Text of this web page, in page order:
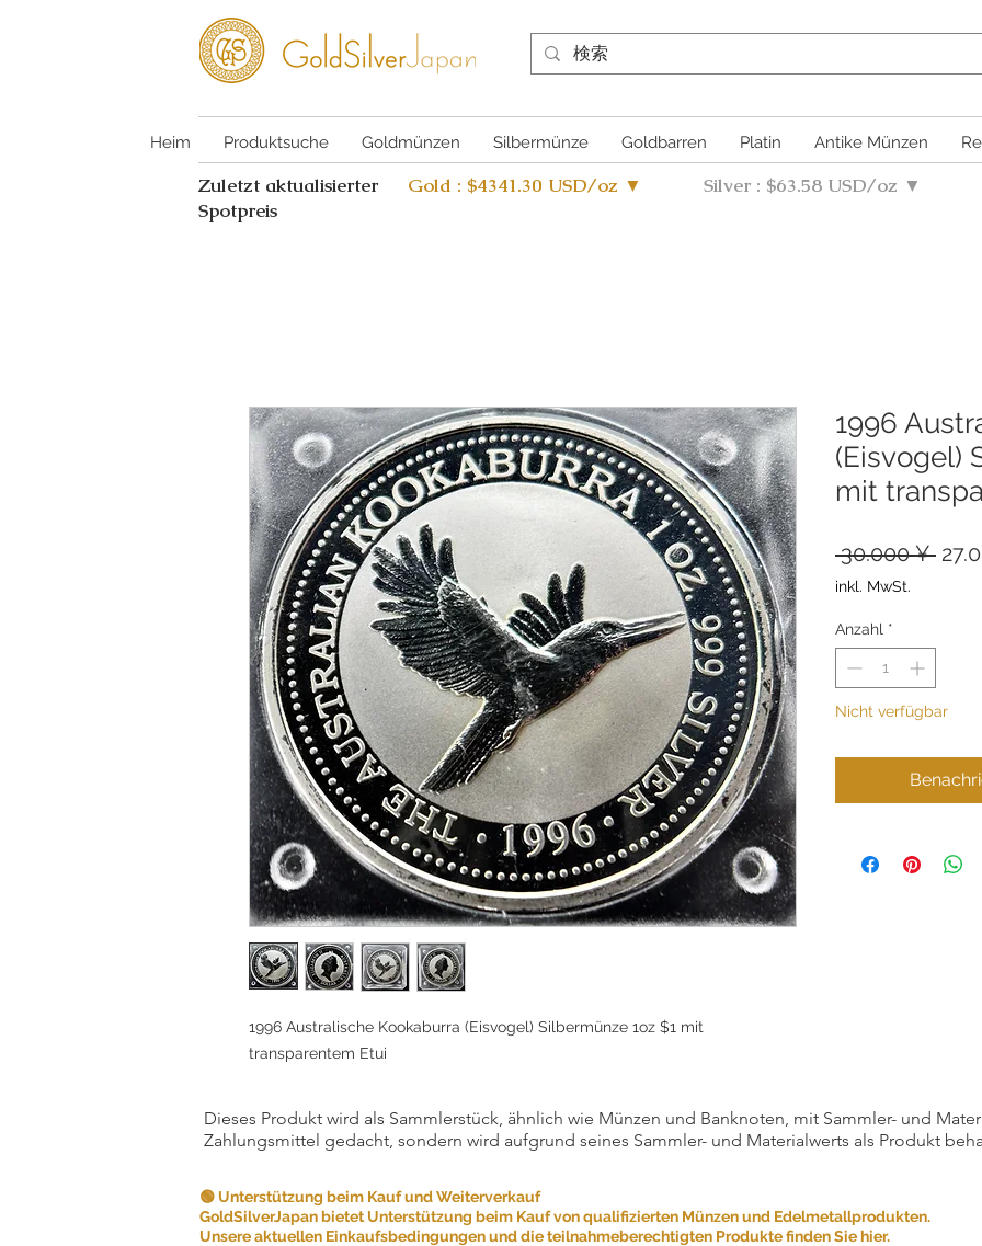
Heim Produktsuche Goldmünzen Silbermünze Goldbarren Platin Antike Münzen
Zuletzt aktualisierter
Spotpreis
Gold : $4341.30 USD/oz ▼ Silver : $63.58 USD/oz ▼
1996 Australische Kookaburra (Eisvogel) Silbermünze 1oz $1 mit
transparentem Etui
1996
(Eisvogel)
mit
30.000 ¥
inkl. MwSt.
Anzahl *
Nicht verfügbar
Dieses Produkt wird als Sammlerstück, ähnlich wie Münzen und Banknoten, mit Sammler- und
Zahlungsmittel gedacht, sondern wird aufgrund seines Sammler- und Materialwerts als Produkt
🟢 Unterstützung beim Kauf und Weiterverkauf
GoldSilverJapan bietet Unterstützung beim Kauf von qualifizierten Münzen und Edelmetallprodukten.
Unsere aktuellen Einkaufsbedingungen und die teilnahmeberechtigten Produkte finden Sie hier.